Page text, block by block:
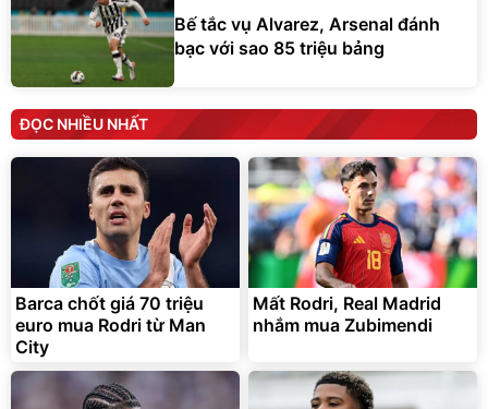
Bế tắc vụ Alvarez, Arsenal đánh
bạc với sao 85 triệu bảng
ĐỌC NHIỀU NHẤT
Barca chốt giá 70 triệu
euro mua Rodri từ Man
City
Mất Rodri, Real Madrid
nhắm mua Zubimendi